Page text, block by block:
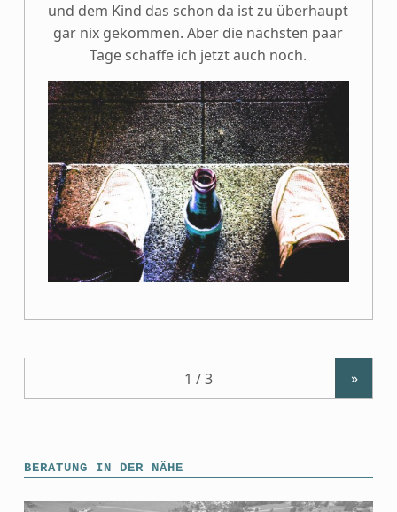
und dem Kind das schon da ist zu überhaupt
gar nix gekommen. Aber die nächsten paar
Tage schaffe ich jetzt auch noch.
»
BERATUNG IN DER NÄHE